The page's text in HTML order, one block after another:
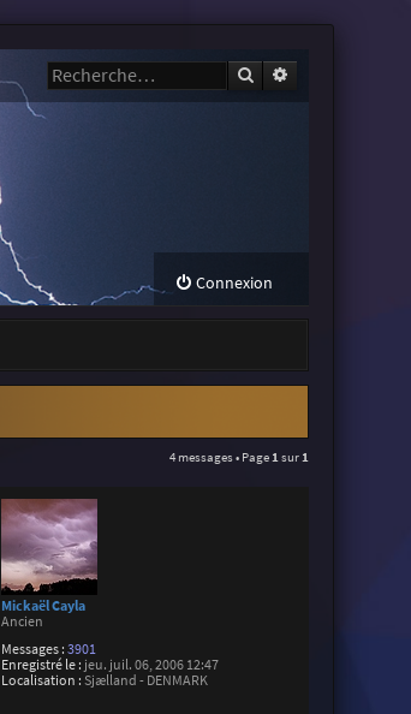
Rechercher
Connexion
4 messages • Page 1 sur 1
Mickaël Cayla
Ancien
Messages : 3901
Enregistré le : jeu. juil. 06, 2006 12:47
Localisation : Sjælland - DENMARK